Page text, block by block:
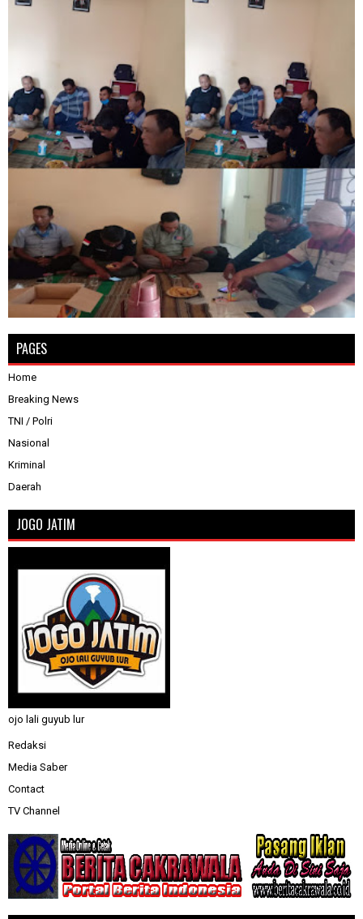
PAGES
Home
Breaking News
TNI / Polri
Nasional
Kriminal
Daerah
JOGO JATIM
ojo lali guyub lur
Redaksi
Media Saber
Contact
TV Channel